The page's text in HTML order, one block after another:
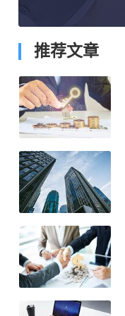
推荐文章